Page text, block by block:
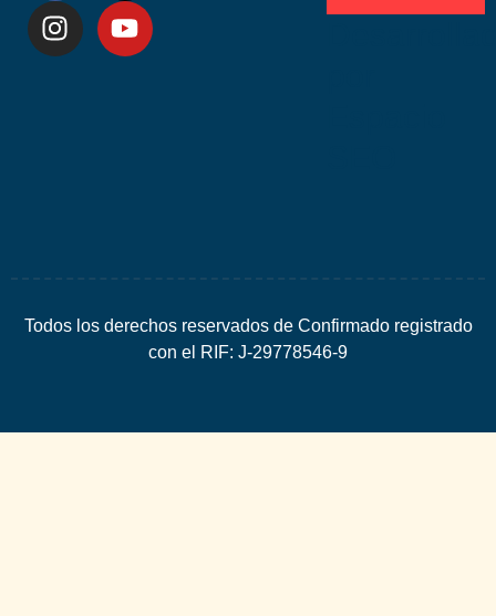
Todos los derechos reservados de Confirmado registrado
con el RIF: J-29778546-9